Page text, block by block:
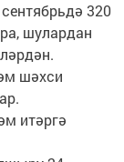
320
шулардан
шәхси
итәргә